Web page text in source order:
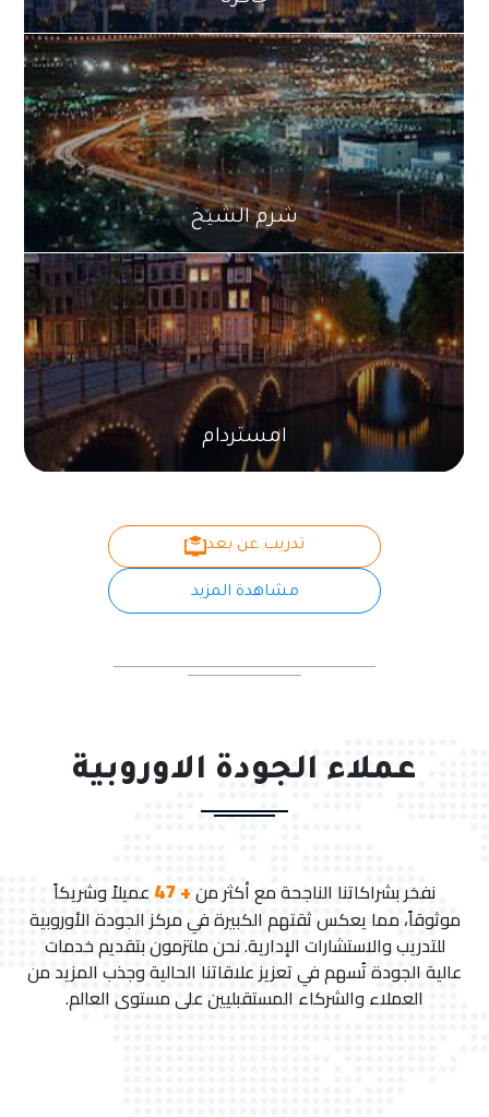
شرم الشيخ
امستردام
تدريب عن بعد
مشاهدة المزيد
عملاء الجودة الاوروبية
نفخر بشراكاتنا الناجحة مع أكثر من+ 47
عميلاً وشريكاً
موثوقاً، مما يعكس ثقتهم الكبيرة في مركز الجودة الأوروبية
للتدريب والاستشارات الإدارية. نحن ملتزمون بتقديم خدمات
عالية الجودة تُسهم في تعزيز علاقاتنا الحالية وجذب المزيد من
العملاء والشركاء المستقبليين على مستوى العالم.